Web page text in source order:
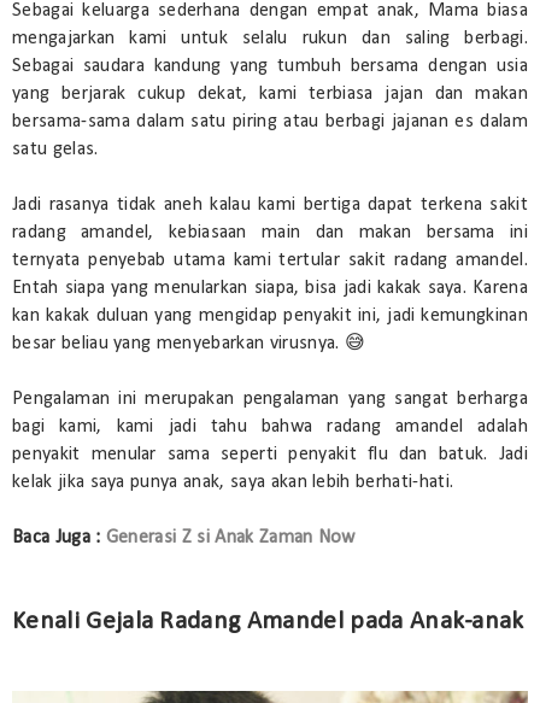
Sebagai keluarga sederhana dengan empat anak, Mama biasa
mengajarkan kami untuk selalu rukun dan saling berbagi.
Sebagai saudara kandung yang tumbuh bersama dengan usia
yang berjarak cukup dekat, kami terbiasa jajan dan makan
bersama-sama dalam satu piring atau berbagi jajanan es dalam
satu gelas.
Jadi rasanya tidak aneh kalau kami bertiga dapat terkena sakit
radang amandel, kebiasaan main dan makan bersama ini
ternyata penyebab utama kami tertular sakit radang amandel.
Entah siapa yang menularkan siapa, bisa jadi kakak saya. Karena
kan kakak duluan yang mengidap penyakit ini, jadi kemungkinan
besar beliau yang menyebarkan virusnya. 😅
Pengalaman ini merupakan pengalaman yang sangat berharga
bagi kami, kami jadi tahu bahwa radang amandel adalah
penyakit menular sama seperti penyakit flu dan batuk. Jadi
kelak jika saya punya anak, saya akan lebih berhati-hati.
Baca Juga : Generasi Z si Anak Zaman Now
Kenali Gejala Radang Amandel pada Anak-anak